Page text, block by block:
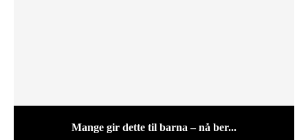
Mange gir dette til barna – nå ber...